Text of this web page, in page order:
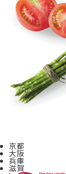
京都
大阪
兵庫
滋賀